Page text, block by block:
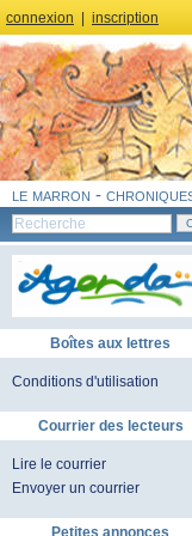
connexion inscription
le marron -
Boîtes aux lettres
Conditions d'utilisation
Courrier des lecteurs
Lire le courrier
Envoyer un courrier
Petites annonces